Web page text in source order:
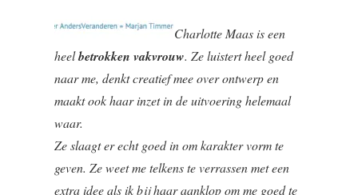
Charlotte Maas is een
heelbetrokken vakvrouw. Ze luistert heel goed
naar me, denkt creatief mee over ontwerp en
maakt ook haar inzet in de uitvoering helemaal
waar.
Ze slaagt er echt goed in om karakter vorm te
geven. Ze weet me telkens te verrassen met een
extra idee als ik bij haar aanklop om me goed te